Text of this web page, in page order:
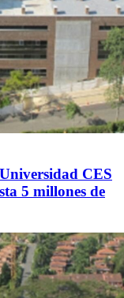
CES
5 millones de